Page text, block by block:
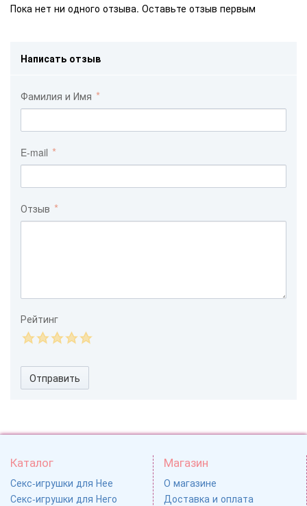
Пока нет ни одного отзыва. Оставьте отзыв первым
Написать отзыв
Фамилия и Имя
E-mail
Отзыв
Рейтинг
Отправить
Каталог
Секс-игрушки для Нее
Секс-игрушки для Него
Магазин
О магазине
Доставка и оплата